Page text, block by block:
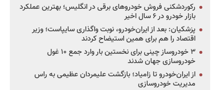
رکوردشکنی فروش خودروهای برقی در انگلیس؛ بهترین عملکرد
بازار خودرو در ۶ سال اخیر
پزشکیان: بعد از ایران‌خودرو، نوبت واگذاری سایپاست؛ وزیر
اقتصاد را هم برای همین استیضاح کردند
۳ خودروساز چینی برای نخستین بار وارد جمع ۱۰ غول
خودروسازی جهان شدند
از ایران‌خودرو تا زامیاد؛ بازگشت علیمردان عظیمی به راس
مدیریت خودروسازی